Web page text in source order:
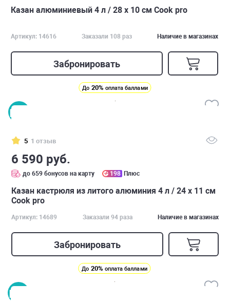
Казан алюминиевый 4 л / 28 x 10 см Cook pro
Артикул: 14616 Заказали 108 раз Наличие в магазинах
Забронировать
До 20% оплата баллами
5 1 отзыв
6 590 руб.
до 659 бонусов на карту 198 Плюс
Казан кастрюля из литого алюминия 4 л / 24 х 11 см
Cook pro
Артикул: 14689 Заказали 94 раза Наличие в магазинах
Забронировать
До 20% оплата баллами